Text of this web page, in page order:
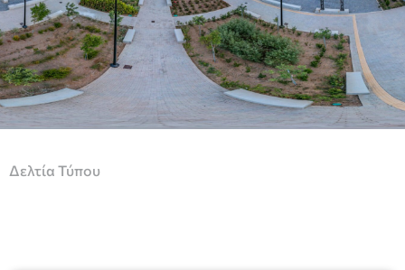
Δελτία Τύπου